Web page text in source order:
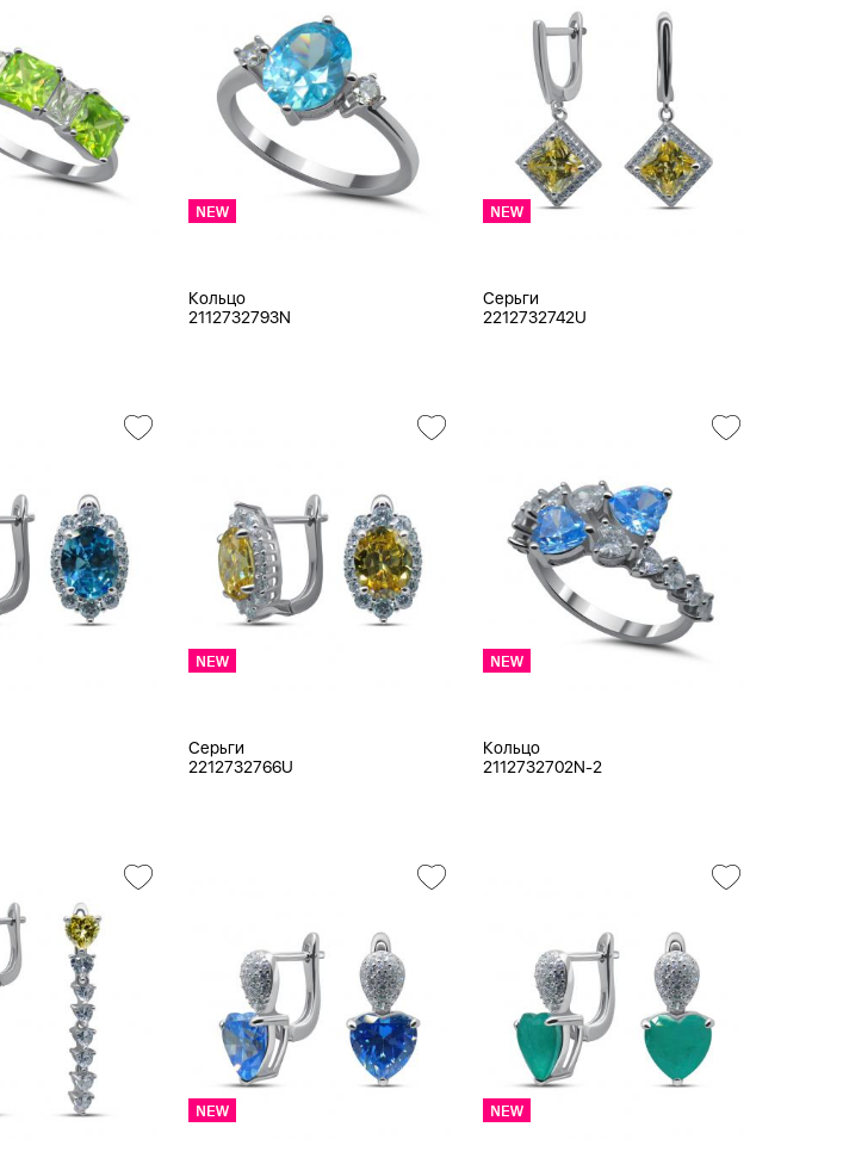
Кольцо
2112732793N
Серьги
2212732742U
Серьги
2212732766U
Кольцо
2112732702N-2